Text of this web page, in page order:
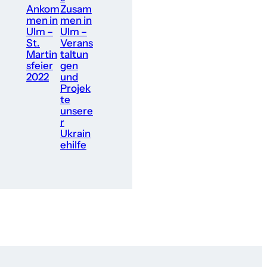
Ankom
men in
Ulm –
St.
Martin
sfeier
2022
Zusam
men in
Ulm –
Verans
taltun
gen
und
Projek
te
unsere
r
Ukrain
ehilfe